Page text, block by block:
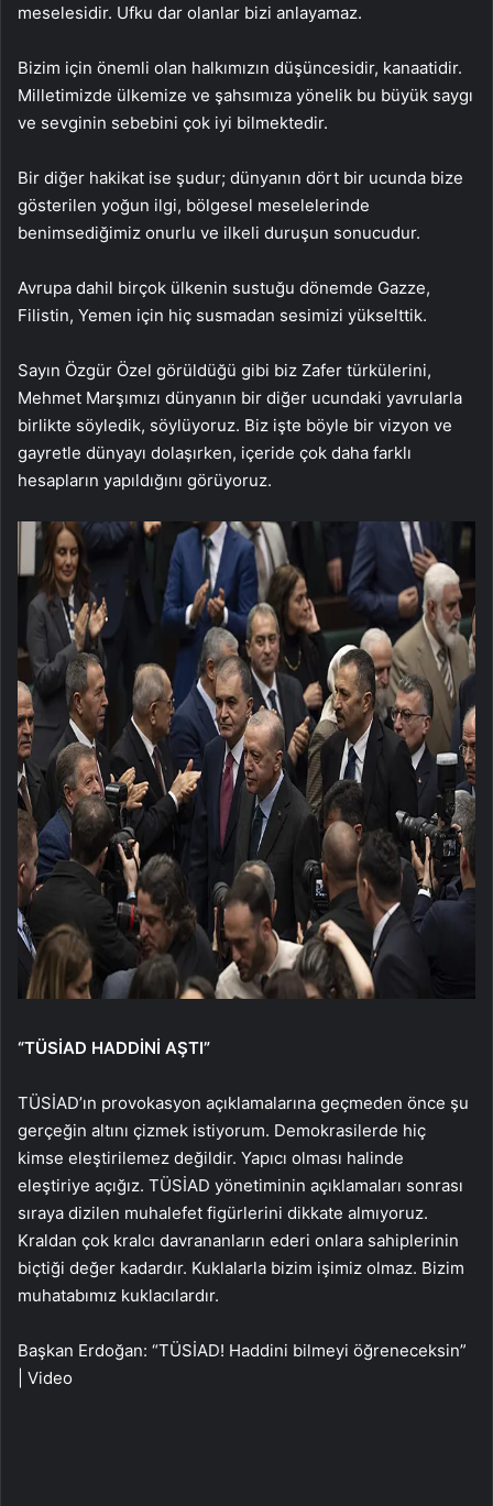
meselesidir. Ufku dar olanlar bizi anlayamaz.
Bizim için önemli olan halkımızın düşüncesidir, kanaatidir.
Milletimizde ülkemize ve şahsımıza yönelik bu büyük saygı
ve sevginin sebebini çok iyi bilmektedir.
Bir diğer hakikat ise şudur; dünyanın dört bir ucunda bize
gösterilen yoğun ilgi, bölgesel meselelerinde
benimsediğimiz onurlu ve ilkeli duruşun sonucudur.
Avrupa dahil birçok ülkenin sustuğu dönemde Gazze,
Filistin, Yemen için hiç susmadan sesimizi yükselttik.
Sayın Özgür Özel görüldüğü gibi biz Zafer türkülerini,
Mehmet Marşımızı dünyanın bir diğer ucundaki yavrularla
birlikte söyledik, söylüyoruz. Biz işte böyle bir vizyon ve
gayretle dünyayı dolaşırken, içeride çok daha farklı
hesapların yapıldığını görüyoruz.
“TÜSİAD HADDİNİ AŞTI”
TÜSİAD’ın provokasyon açıklamalarına geçmeden önce şu
gerçeğin altını çizmek istiyorum. Demokrasilerde hiç
kimse eleştirilemez değildir. Yapıcı olması halinde
eleştiriye açığız. TÜSİAD yönetiminin açıklamaları sonrası
sıraya dizilen muhalefet figürlerini dikkate almıyoruz.
Kraldan çok kralcı davrananların ederi onlara sahiplerinin
biçtiği değer kadardır. Kuklalarla bizim işimiz olmaz. Bizim
muhatabımız kuklacılardır.
Başkan Erdoğan: “TÜSİAD! Haddini bilmeyi öğreneceksin”
| Video